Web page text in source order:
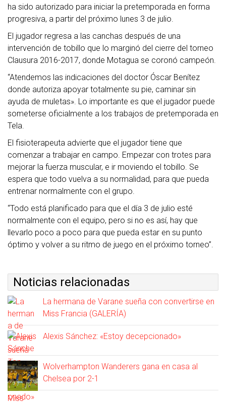
ha sido autorizado para iniciar la pretemporada en forma
progresiva, a partir del próximo lunes 3 de julio.
El jugador regresa a las canchas después de una
intervención de tobillo que lo marginó del cierre del torneo
Clausura 2016-2017, donde Motagua se coronó campeón.
“Atendemos las indicaciones del doctor Óscar Benítez
donde autoriza apoyar totalmente su pie, caminar sin
ayuda de muletas». Lo importante es que el jugador puede
someterse oficialmente a los trabajos de pretemporada en
Tela.
El fisioterapeuta advierte que el jugador tiene que
comenzar a trabajar en campo. Empezar con trotes para
mejorar la fuerza muscular, e ir moviendo el tobillo. Se
espera que todo vuelva a su normalidad, para que pueda
entrenar normalmente con el grupo.
“Todo está planificado para que el día 3 de julio esté
normalmente con el equipo, pero si no es así, hay que
llevarlo poco a poco para que pueda estar en su punto
óptimo y volver a su ritmo de juego en el próximo torneo”.
Noticias relacionadas
La hermana de Varane sueña con convertirse en
Miss Francia (GALERÍA)
Alexis Sánchez: «Estoy decepcionado»
Wolverhampton Wanderers gana en casa al
Chelsea por 2-1